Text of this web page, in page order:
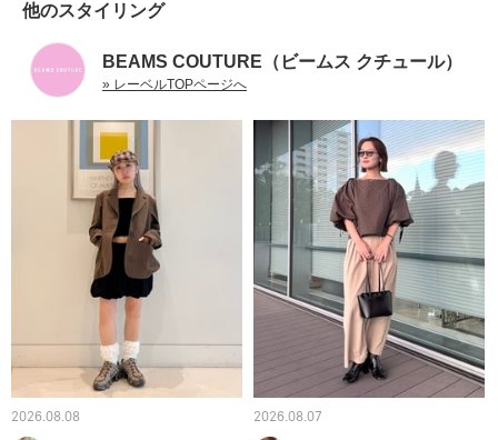
他のスタイリング
BEAMS COUTURE（ビームス クチュール）
» レーベルTOPページへ
2026.08.08 2026.08.07